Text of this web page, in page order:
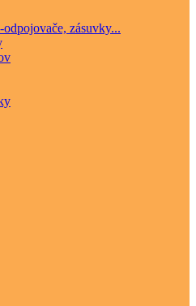
zásuvky...